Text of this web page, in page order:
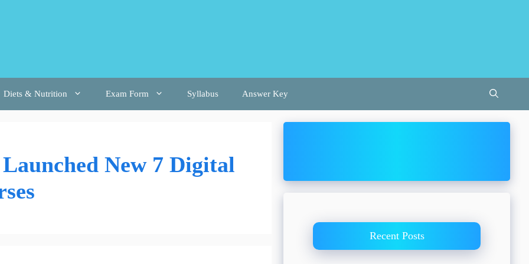
Diets & Nutrition Exam Form Syllabus Answer Key
New 7 Digital
Recent Posts